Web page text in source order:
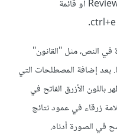
أيقونة Add term الموجودة في قائمة Review أو قائمة
النص، مثل "القانون"
بعد إضافة المصطلحات التي
باللون الأزرق الفاتح في
زرقاء في عمود نتائج
في الصورة أدناه.